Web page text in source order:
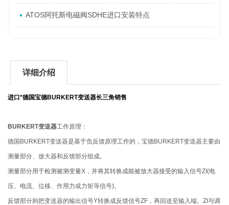
ATOS阿托斯电磁阀SDHE进口安装特点
详细介绍
进口*德国宝德BURKERT变送器长三角销售
BURKERT变送器工作原理：
德国BURKERT变送器是基于负反馈原理工作的，宝德BURKERT变送器主要由
测量部分、放大器和反馈部分组成。
测量部分用于检测被测变量X，并将其转换成能被放大器接受的输入信号ZI(电
压、电流、位移、作用力或力矩等信号)。
反馈部分则把变送器的输出信号Y转换成反馈信号ZF，再回送至输入端。ZI与调